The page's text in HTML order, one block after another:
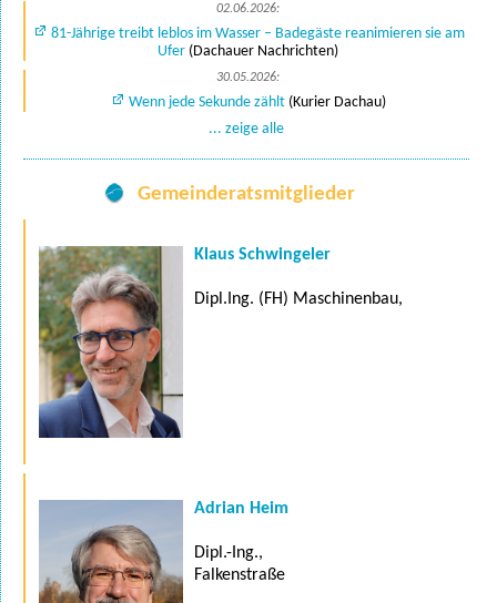
02.06.2026:
81-Jährige treibt leblos im Wasser – Badegäste reanimieren sie am
Ufer(Dachauer Nachrichten)
30.05.2026:
Wenn jede Sekunde zählt (Kurier Dachau)
... zeige alle
Gemeinderatsmitglieder
Klaus Schwingeler
Dipl.Ing. (FH) Maschinenbau,
Adrian Heim
Dipl.-Ing.,
Falkenstraße